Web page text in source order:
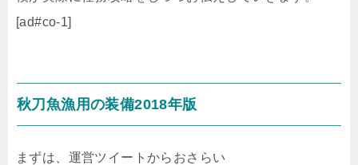
[ad#co-1]
秋刀魚漁用の装備2018年版
まずは、運営ツイートからおさらい